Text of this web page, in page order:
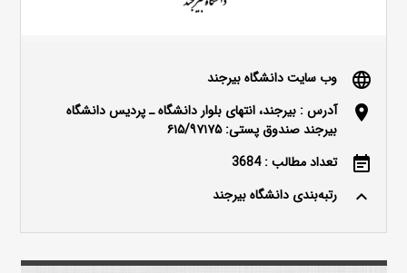
language وب سایت دانشگاه بیرجند
location_on
آدرس : بیرجند، انتهای بلوار دانشگاه ـ پردیس دانشگاه
بیرجند صندوق پستی: ۶۱۵/۹۷۱۷۵
event_note تعداد مطالب : 3684
keyboard_arrow_up رتبه‌بندی دانشگاه بیرجند